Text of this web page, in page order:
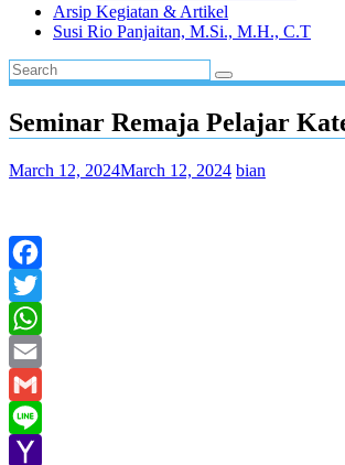
Arsip Kegiatan & Artikel
Susi Rio Panjaitan, M.Si., M.H., C.T
Seminar Remaja Pelajar
March 12, 2024March 12, 2024 bian
Facebook
Twitter
WhatsApp
Email
Gmail
Line